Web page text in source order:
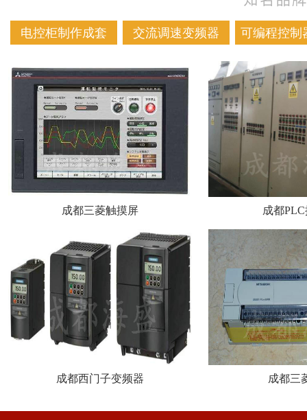
电控柜制作成套 交流调速变频器 可编程控制
成都三菱触摸屏 成都
成都西门子变频器 成都三